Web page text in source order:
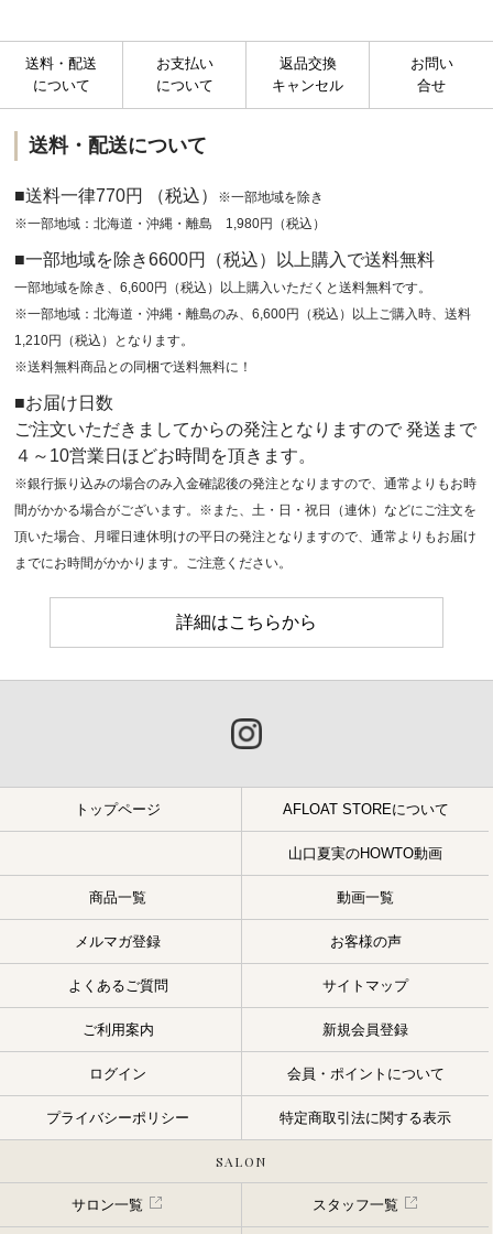
送料・配送
について
お支払い
について
返品交換
キャンセル
お問い
合せ
送料・配送について
■送料一律770円 （税込）
※一部地域を除き
※一部地域：北海道・沖縄・離島 1,980円（税込）
■一部地域を除き6600円（税込）以上購入で送料無料
一部地域を除き、6,600円（税込）以上購入いただくと送料無料です。
※一部地域：北海道・沖縄・離島のみ、6,600円（税込）以上ご購入時、送料
1,210円（税込）となります。
※送料無料商品との同梱で送料無料に！
■お届け日数
ご注文いただきましてからの発注となりますので 発送まで
４～10営業日ほどお時間を頂きます。
※銀行振り込みの場合のみ入金確認後の発注となりますので、通常よりもお時
間がかかる場合がございます。※また、土・日・祝日（連休）などにご注文を
頂いた場合、月曜日連休明けの平日の発注となりますので、通常よりもお届け
までにお時間がかかります。ご注意ください。
詳細はこちらから
トップページ AFLOAT STOREについて
山口夏実のHOWTO動画
商品一覧 動画一覧
メルマガ登録 お客様の声
よくあるご質問 サイトマップ
ご利用案内 新規会員登録
ログイン 会員・ポイントについて
プライバシーポリシー 特定商取引法に関する表示
SALON
サロン一覧 スタッフ一覧